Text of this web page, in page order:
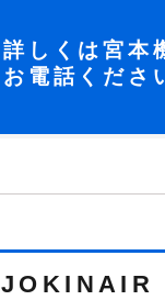
詳しくは宮本
お電話くださ
JOKINAIR